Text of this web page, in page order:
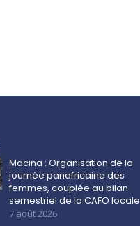
Macina : Organisation de la
journée panafricaine des
femmes, couplée au bilan
semestriel de la CAFO locale
7 août 2026